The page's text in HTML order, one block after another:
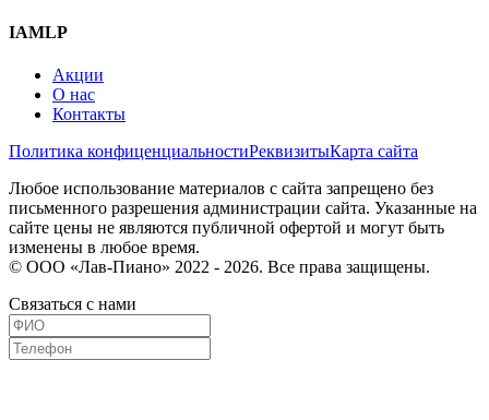
IAMLP
Акции
О нас
Контакты
Политика конфиценциальностиРеквизитыКарта сайта
Любое использование материалов с сайта запрещено без
письменного разрешения администрации сайта. Указанные на
сайте цены не являются публичной офертой и могут быть
изменены в любое время.
© ООО «Лав-Пиано» 2022 - 2026. Все права защищены.
Связаться с нами